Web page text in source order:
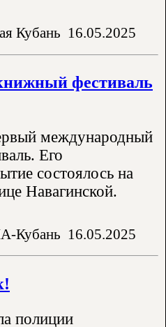
Кубань 16.05.2025
фестиваль
международный
Его
состоялось на
Навагинской.
Кубань 16.05.2025
полиции